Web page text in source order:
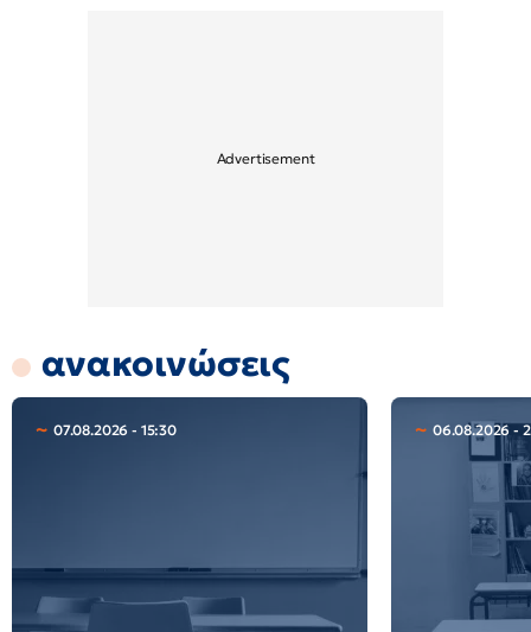
ανακοινώσεις
07.08.2026 - 15:30 06.08.2026 -